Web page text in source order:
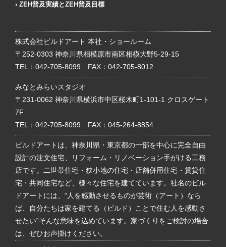
ZEH普及実績とZEH普及目標
株式会社ビルドアート 本社・ショールーム
〒252-0303 神奈川県相模原市南区相模大野5-29-15
TEL： 042-705-8099 FAX：042-705-8012
みなとみらいスタジオ
〒231-0062 神奈川県横浜市中区桜木町1-101-1 クロスゲート
7F
TEL： 042-705-8099 FAX：045-264-8854
ビルドアートは、神奈川県・東京都の一部を中心に完全自由
設計の注文住宅、リフォーム・リノベーション手がける工務
店です。二世帯住宅・狭小地の住宅・店舗併用住宅・賃貸住
宅・共同住宅など、様々な住宅を建てています。社名のビル
ドアートには、“人を感動させるものが芸術（アート）なら
ば、自分たちは家を建てる（ビルド）ことで住む人を感動さ
せたい”そんな意味を込めています。家づくりをご検討の場合
は、ぜひお声掛けください。